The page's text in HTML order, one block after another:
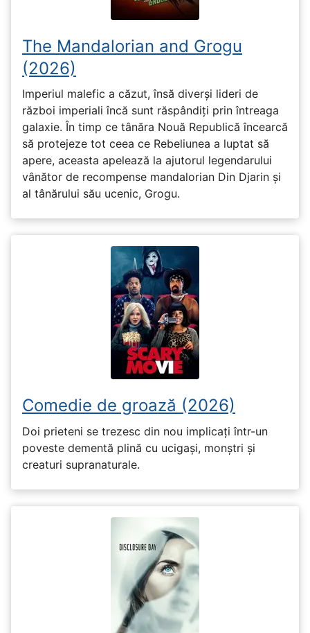
The Mandalorian and Grogu
(2026)
Imperiul malefic a căzut, însă diverși lideri de
război imperiali încă sunt răspândiți prin întreaga
galaxie. În timp ce tânăra Nouă Republică încearcă
să protejeze tot ceea ce Rebeliunea a luptat să
apere, aceasta apelează la ajutorul legendarului
vânător de recompense mandalorian Din Djarin și
al tânărului său ucenic, Grogu.
Comedie de groază (2026)
Doi prieteni se trezesc din nou implicați într-un
poveste dementă plină cu ucigași, monștri și
creaturi supranaturale.